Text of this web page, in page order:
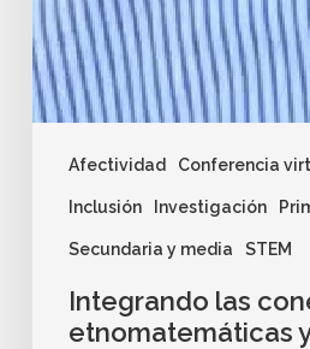
Afectividad Conferencia
Inclusión Investigación
Secundaria y media STEM
Integrando las
etnomatemáticas